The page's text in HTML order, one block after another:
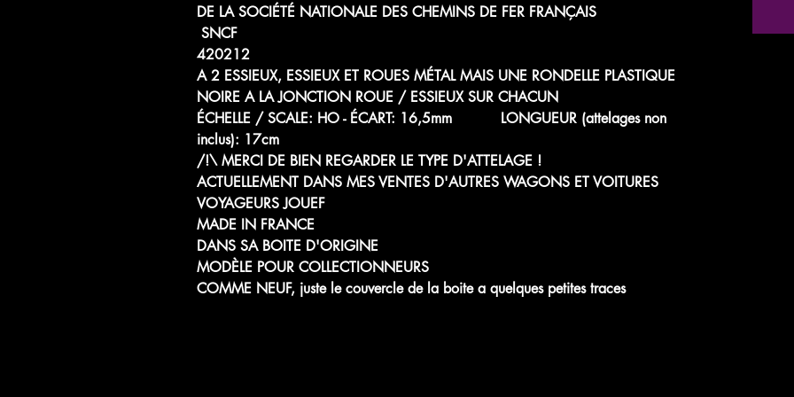
DE LA SOCIÉTÉ NATIONALE DES CHEMINS DE FER FRANÇAIS
SNCF
420212
A 2 ESSIEUX, ESSIEUX ET ROUES MÉTAL MAIS UNE RONDELLE PLASTIQUE
NOIRE A LA JONCTION ROUE / ESSIEUX SUR CHACUN
ÉCHELLE / SCALE: HO - ÉCART: 16,5mm LONGUEUR (attelages non
inclus): 17cm
/!\ MERCI DE BIEN REGARDER LE TYPE D'ATTELAGE !
ACTUELLEMENT DANS MES VENTES D'AUTRES WAGONS ET VOITURES
VOYAGEURS JOUEF
MADE IN FRANCE
DANS SA BOITE D'ORIGINE
MODÈLE POUR COLLECTIONNEURS
COMME NEUF, juste le couvercle de la boite a quelques petites traces